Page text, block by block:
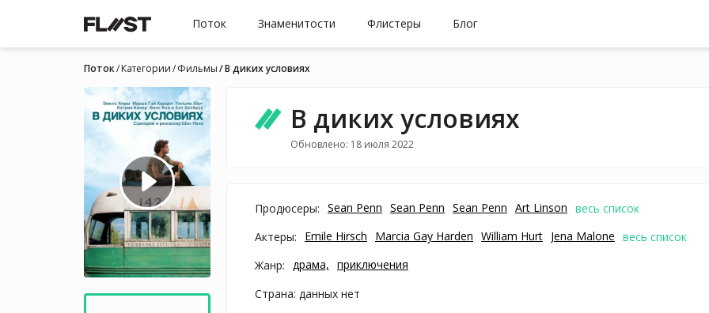
Поток Знаменитости Флистеры Блог
Поток Категории Фильмы В диких условиях
В диких условиях
Обновлено: 18 июля 2022
Продюсеры: Sean Penn Sean Penn Sean Penn Art Linson весь список
Актеры:
Emile Hirsch Marcia Gay Harden William Hurt Jena Malone весь список
Жанр:
драма, приключения
Страна: данных нет